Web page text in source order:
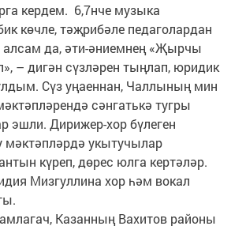
кердем. 6,7нче музыка
көчле, тәҗрибәле педаголардан
да, әти-әниемнең «Җырчы
– дигән сүзләрен тыңлап, юридик
Сүз уңаеннан, Чаллының мин
сәнгатькә тугры
эшли. Дирижер-хор бүлеген
укытучылар
күреп, дөрес юлга кертәләр.
Мизгуллина хор һәм вокал
Казанның Вахитов районы